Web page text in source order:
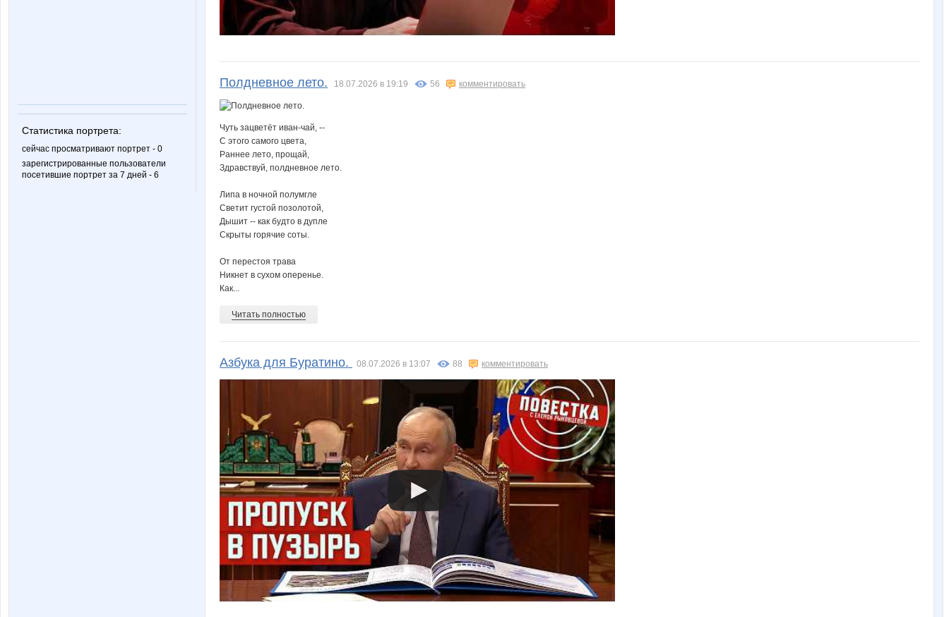
Статистика портрета:
сейчас просматривают портрет - 0
зарегистрированные пользователи
посетившие портрет за 7 дней - 6
Полдневное лето. 18.07.2026 в 19:19 56 комментировать
Чуть зацветёт иван-чай, --
С этого самого цвета,
Раннее лето, прощай,
Здравствуй, полдневное лето.
Липа в ночной полумгле
Светит густой позолотой,
Дышит -- как будто в дупле
Скрыты горячие соты.
От перестоя трава
Никнет в сухом оперенье.
Как...
Читать полностью
Азбука для Буратино. 08.07.2026 в 13:07 88 комментировать